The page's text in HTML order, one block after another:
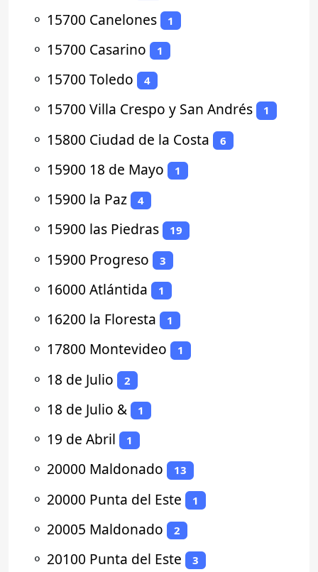
⚬ 15700 Canelones 1
⚬ 15700 Casarino 1
⚬ 15700 Toledo 4
⚬ 15700 Villa Crespo y San Andrés 1
⚬ 15800 Ciudad de la Costa 6
⚬ 15900 18 de Mayo 1
⚬ 15900 la Paz 4
⚬ 15900 las Piedras 19
⚬ 15900 Progreso 3
⚬ 16000 Atlántida 1
⚬ 16200 la Floresta 1
⚬ 17800 Montevideo 1
⚬ 18 de Julio 2
⚬ 18 de Julio & 1
⚬ 19 de Abril 1
⚬ 20000 Maldonado 13
⚬ 20000 Punta del Este 1
⚬ 20005 Maldonado 2
⚬ 20100 Punta del Este 3